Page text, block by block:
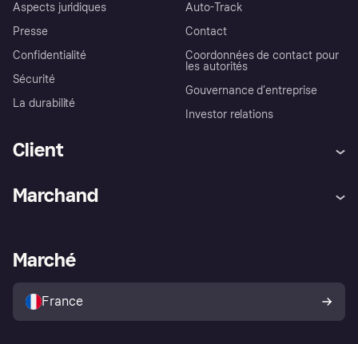
Aspects juridiques
Presse
Confidentialité
Sécurité
La durabilité
Auto-Track
Contact
Coordonnées de contact pour
les autorités
Gouvernance d’entreprise
Investor relations
Client
Explorez les magasins
Politique de protection de
l’acheteur Klarna
Marchand
Portail Marchand
Marché
France